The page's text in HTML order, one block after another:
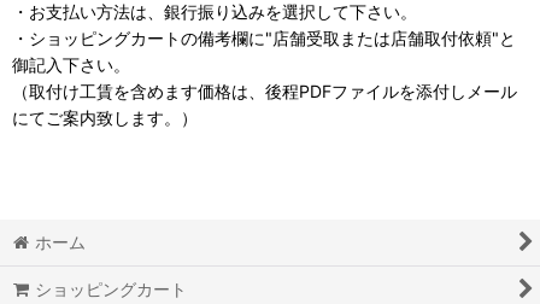
・お支払い方法は、銀行振り込みを選択して下さい。
・ショッピングカートの備考欄に"店舗受取または店舗取付依頼"と
御記入下さい。
（取付け工賃を含めます価格は、後程PDFファイルを添付しメール
にてご案内致します。）
ホーム
ショッピングカート